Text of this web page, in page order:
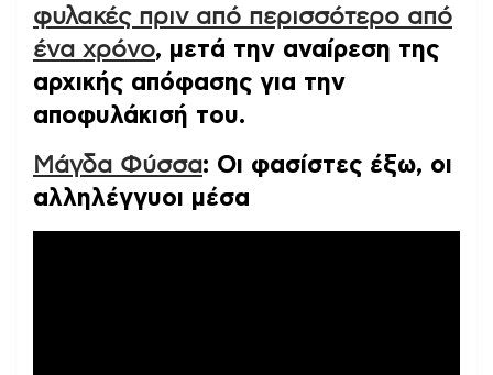
φυλακές πριν από περισσότερο από
ένα χρόνο, μετά την αναίρεση της
αρχικής απόφασης για την
αποφυλάκισή του.
Μάγδα Φύσσα: Οι φασίστες έξω, οι
αλληλέγγυοι μέσα